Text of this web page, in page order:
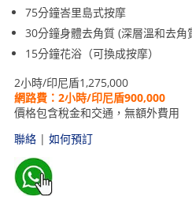
75分鐘峇里島式按摩
30分鐘身體去角質 (深層溫和去角
15分鐘花浴（可換成按摩）
2小時/印尼盾1,275,000
網路費：2小時/印尼盾900,000
價格包含稅金和交通，無額外費用
聯絡| 如何預訂